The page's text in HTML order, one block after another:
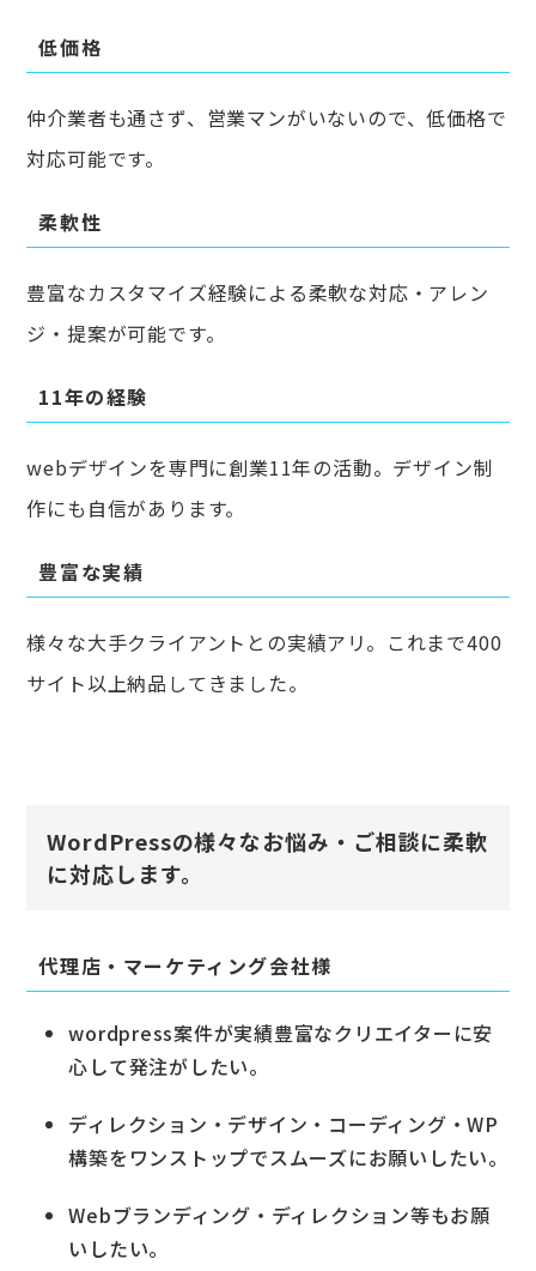
低価格
仲介業者も通さず、営業マンがいないので、低価格で
対応可能です。
柔軟性
豊富なカスタマイズ経験による柔軟な対応・アレン
ジ・提案が可能です。
11年の経験
webデザインを専門に創業11年の活動。デザイン制
作にも自信があります。
豊富な実績
様々な大手クライアントとの実績アリ。これまで400
サイト以上納品してきました。
WordPressの様々なお悩み・ご相談に柔軟
に対応します。
代理店・マーケティング会社様
wordpress案件が実績豊富なクリエイターに安
心して発注がしたい。
ディレクション・デザイン・コーディング・WP
構築をワンストップでスムーズにお願いしたい。
Webブランディング・ディレクション等もお願
いしたい。